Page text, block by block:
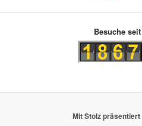
Besuche
Mit Stolz